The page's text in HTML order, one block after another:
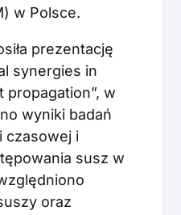
w Polsce.
prezentację
synergies in
w
wyniki badań
czasowej i
susz w
oraz